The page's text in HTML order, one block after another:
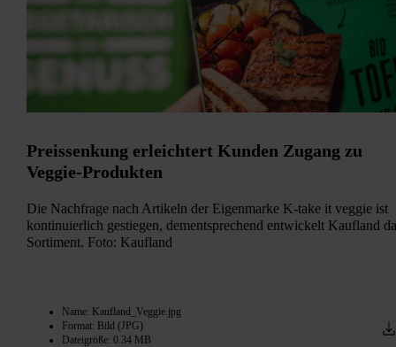
Preissenkung erleichtert Kunden Zugang zu
Veggie-Produkten
Die Nachfrage nach Artikeln der Eigenmarke K-take it veggie ist
kontinuierlich gestiegen, dementsprechend entwickelt Kaufland
Sortiment. Foto: Kaufland
Name: Kaufland_Veggie.jpg
Format: Bild (JPG)
Dateigröße: 0.34 MB